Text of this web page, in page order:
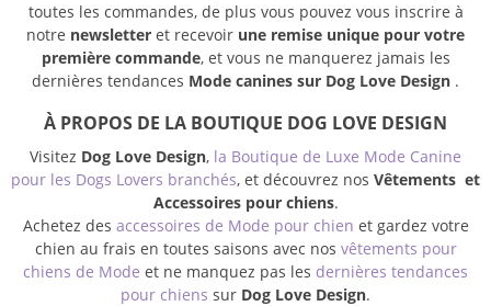
toutes les commandes, de plus vous pouvez vous inscrire à
notre newsletter et recevoir une remise unique pour votre
première commande, et vous ne manquerez jamais les
dernières tendances Mode canines sur Dog Love Design .
À PROPOS DE LA BOUTIQUE DOG LOVE DESIGN
Visitez Dog Love Design, la Boutique de Luxe Mode Canine
pour les Dogs Lovers branchés, et découvrez nos Vêtements et
Accessoires pour chiens.
Achetez des accessoires de Mode pour chien et gardez votre
chien au frais en toutes saisons avec nos vêtements pour
chiens de Mode et ne manquez pas les dernières tendances
pour chiens sur Dog Love Design.